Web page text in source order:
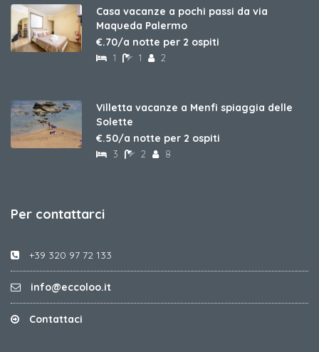
Casa vacanze a pochi passi da via
Maqueda Palermo
€.70/a notte per 2 ospiti
1 1 2
Villetta vacanze a Menfi spiaggia delle
Solette
€.50/a notte per 2 ospiti
3 2 8
Per contattarci
+39 320 97 72 133
info@eccoloo.it
Contattaci